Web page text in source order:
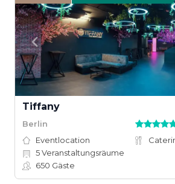
Tiffany
Berlin
Eventlocation
5Veranstaltungsräume
650 Gäste